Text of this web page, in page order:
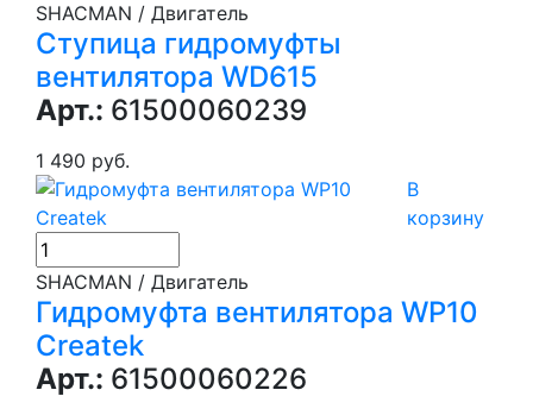
SHACMAN / Двигатель
Ступица гидромуфты
вентилятора WD615
Арт.: 61500060239
1 490 руб.
В
корзину
SHACMAN / Двигатель
Гидромуфта вентилятора WP10
Createk
Арт.: 61500060226